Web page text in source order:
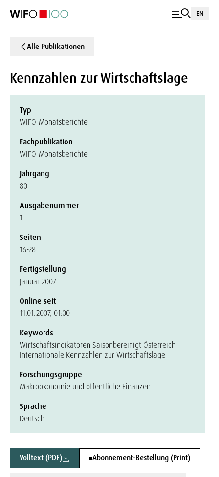
EN
Alle Publikationen
Kennzahlen zur Wirtschaftslage
Typ
WIFO-Monatsberichte
Fachpublikation
WIFO-Monatsberichte
Jahrgang
80
Ausgabenummer
1
Seiten
16-28
Fertigstellung
Januar 2007
Online seit
11.01.2007, 01:00
Keywords
Wirtschaftsindikatoren Saisonbereinigt Österreich
Internationale Kennzahlen zur Wirtschaftslage
Forschungsgruppe
Makroökonomie und öffentliche Finanzen
Sprache
Deutsch
Volltext (PDF) Abonnement-Bestellung (Print)